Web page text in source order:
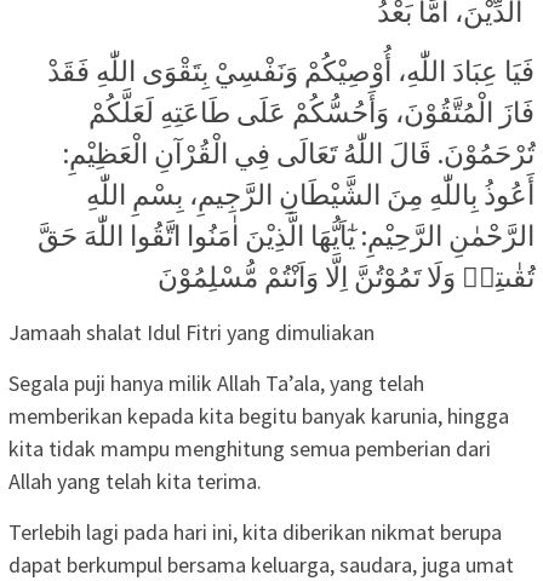
فَازَ الْمُتَّقُوْنَ، وَأَحُسُّكُمْ عَلَى طَاعَتِهِ لَعَلَّكُمْ
تُرْحَمُوْنَ. قَالَ اللّٰهُ تَعَالَى فِي الْقُرْآنِ الْعَظِيْمِ:
أَعُوذُ بِاللّٰهِ مِنَ الشَّيْطَانِ الرَّجِيمِ، بِسْمِ اللّٰهِ
الرَّحْمٰنِ الرَّحِيْمِ: يٰٓاَيُّهَا الَّذِيْنَ اٰمَنُوا اتَّقُوا اللّٰهَ حَقَّ
تُقٰىتِهٖ وَلَا تَمُوْتُنَّ اِلَّا وَاَنْتُمْ مُّسْلِمُوْنَ
Jamaah shalat Idul Fitri yang dimuliakan
Segala puji hanya milik Allah Ta’ala, yang telah
memberikan kepada kita begitu banyak karunia, hingga
kita tidak mampu menghitung semua pemberian dari
Allah yang telah kita terima.
Terlebih lagi pada hari ini, kita diberikan nikmat berupa
dapat berkumpul bersama keluarga, saudara, juga umat